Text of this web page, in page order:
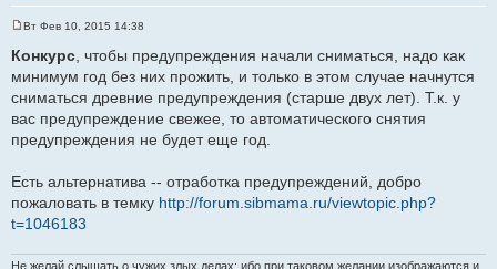
о
б
е
н
е
Вт Фев 10, 2015 14:38
Конкурс , чтобы предупреждения начали сниматься, надо как
минимум год без них прожить, и только в этом случае начнутся
сниматься древние предупреждения (старше двух лет). Т.к. у
вас предупреждение свежее, то автоматического снятия
предупреждения не будет еще год.
Есть альтернатива -- отработка предупреждений, добро
пожаловать в темку http://forum.sibmama.ru/viewtopic.php?
t=1046183
Не желай слышать о чужих злых делах: ибо при таковом желании изображаются и